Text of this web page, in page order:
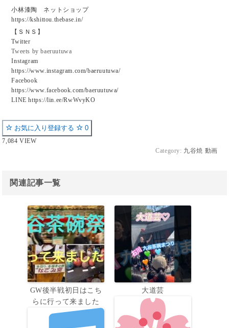
小林漆陶 ネットショップ
https://kshittou.thebase.in/
【ＳＮＳ】
Twitter
Tweets by baeruutuwa
Instagram
https://www.instagram.com/baeruutuwa/
Facebook
https://www.facebook.com/baeruutuwa/
LINE https://lin.ee/RwWvyKO
お気に入り登録する 0
7,084 VIEW
Category: 九谷焼 動画
関連記事一覧
GW後半戦初日はこち
らに行って来ました
大道芸